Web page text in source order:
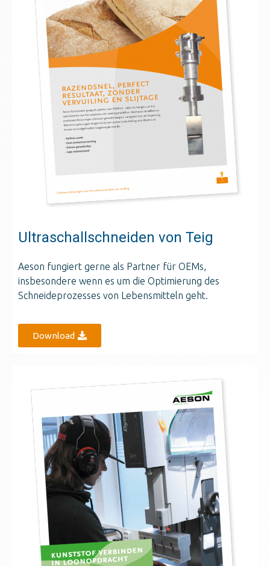
Ultraschallschneiden von Teig
Aeson fungiert gerne als Partner für OEMs,
insbesondere wenn es um die Optimierung des
Schneideprozesses von Lebensmitteln geht.
Download